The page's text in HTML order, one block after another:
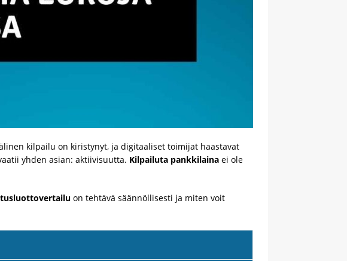
kilpailu on kiristynyt, ja digitaaliset toimijat haastavat
yhden asian: aktiivisuutta. Kilpailuta pankkilaina ei ole
on tehtävä säännöllisesti ja miten voit